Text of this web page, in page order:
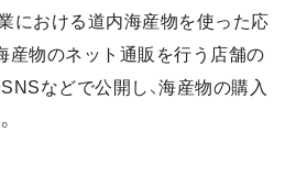
における道内海産物を使った応
産物のネット通販を行う店舗の
などで公開し、海産物の購入